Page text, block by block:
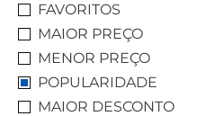
FAVORITOS
MAIOR PREÇO
MENOR PREÇO
POPULARIDADE
MAIOR DESCONTO